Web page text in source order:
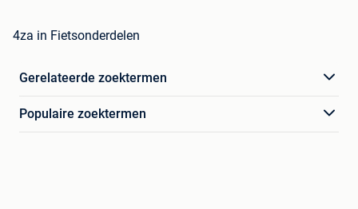
4za in Fietsonderdelen
Gerelateerde zoektermen
Populaire zoektermen